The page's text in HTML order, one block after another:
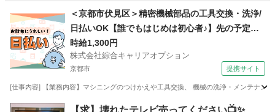
東舞鶴駅 工場 時給
＜京都市伏見区＞精密機械部品の工具交換・洗浄/
日払いOK【誰でもはじめは初心者♪】先の予定も
立てやすい♪土日祝休！
時給1,300円
株式会社綜合キャリアオプション
京都市 提携サイト
[仕事内容] 【業務内容】マシニングのつけかえや工具交換、 機械の洗浄・メンテナン
京都 京都市 工場
【求】壊れたテレビ売ってください📺✨